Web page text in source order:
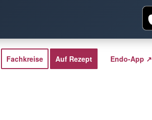
Fachkreise Auf Rezept Endo-App ↗